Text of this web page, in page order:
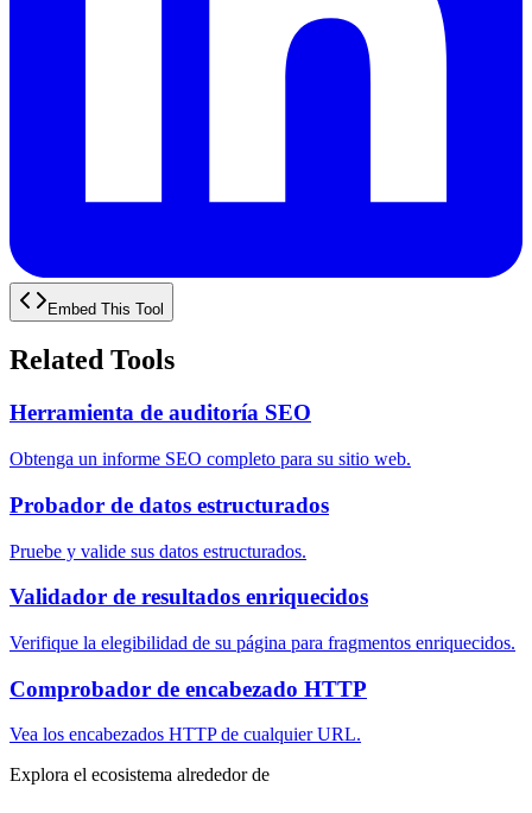
Embed This Tool
Related Tools
Herramienta de auditoría SEO
Obtenga un informe SEO completo para su sitio web.
Probador de datos estructurados
Pruebe y valide sus datos estructurados.
Validador de resultados enriquecidos
Verifique la elegibilidad de su página para fragmentos enriquecidos.
Comprobador de encabezado HTTP
Vea los encabezados HTTP de cualquier URL.
Explora el ecosistema alrededor de